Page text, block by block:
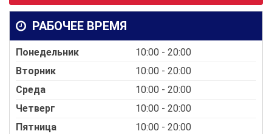
РАБОЧЕЕ ВРЕМЯ
Понедельник
10:00 - 20:00
Вторник
10:00 - 20:00
Среда
10:00 - 20:00
Четверг
10:00 - 20:00
Пятница
10:00 - 20:00